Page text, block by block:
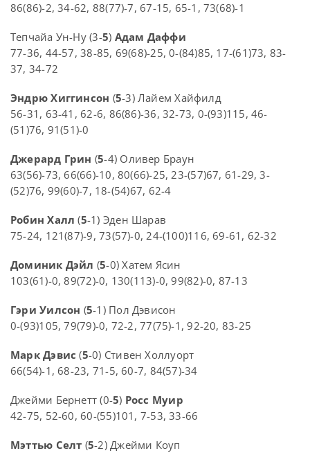
86(86)-2, 34-62, 88(77)-7, 67-15, 65-1, 73(68)-1
Тепчайа Ун-Ну (3-5) Адам Даффи
77-36, 44-57, 38-85, 69(68)-25, 0-(84)85, 17-(61)73, 83-
37, 34-72
Эндрю Хиггинсон (5-3) Лайем Хайфилд
56-31, 63-41, 62-6, 86(86)-36, 32-73, 0-(93)115, 46-
(51)76, 91(51)-0
Джерард Грин (5-4) Оливер Браун
63(56)-73, 66(66)-10, 80(66)-25, 23-(57)67, 61-29, 3-
(52)76, 99(60)-7, 18-(54)67, 62-4
Робин Халл (5-1) Эден Шарав
75-24, 121(87)-9, 73(57)-0, 24-(100)116, 69-61, 62-32
Доминик Дэйл (5-0) Хатем Ясин
103(61)-0, 89(72)-0, 130(113)-0, 99(82)-0, 87-13
Гэри Уилсон (5-1) Пол Дэвисон
0-(93)105, 79(79)-0, 72-2, 77(75)-1, 92-20, 83-25
Марк Дэвис (5-0) Стивен Холлуорт
66(54)-1, 68-23, 71-5, 60-7, 84(57)-34
Джейми Бернетт (0-5) Росс Муир
42-75, 52-60, 60-(55)101, 7-53, 33-66
Мэттью Селт (5-2) Джейми Коуп